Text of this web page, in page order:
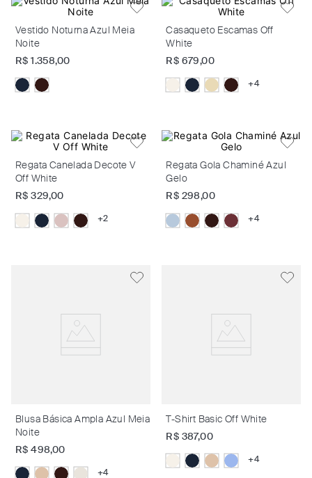
Vestido Noturna Azul Meia
Noite
R$ 1 .358,00
Casaqueto Escamas Off
White
R$ 679,00
+4
Regata Canelada Decote V
Off White
R$ 329,00
+2
Regata Gola Chaminé Azul
Gelo
R$ 298,00
+4
Blusa Básica Ampla Azul Meia
Noite
R$ 498,00
+4
T-Shirt Basic Off White
R$ 387,00
+4